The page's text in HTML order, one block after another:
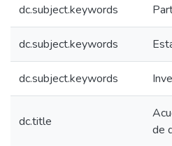
dc.subject.keywords
dc.subject.keywords
dc.subject.keywords
dc.title
de